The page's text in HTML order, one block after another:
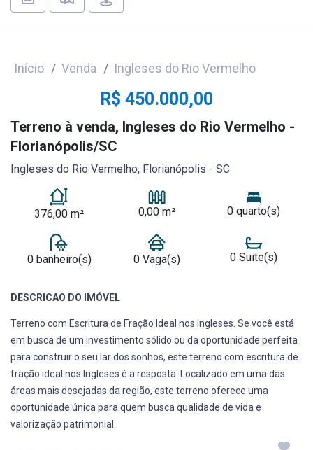
Início Venda Ingleses do Rio Vermelho
R$ 450.000,00
Terreno à venda, Ingleses do Rio Vermelho -
Florianópolis/SC
Ingleses do Rio Vermelho, Florianópolis - SC
376,00 m² 0,00 m² 0 quarto(s)
0 banheiro(s) 0 Vaga(s) 0 Suite(s)
DESCRICAO DO IMÓVEL
Terreno com Escritura de Fração Ideal nos Ingleses. Se você está
em busca de um investimento sólido ou da oportunidade perfeita
para construir o seu lar dos sonhos, este terreno com escritura de
fração ideal nos Ingleses é a resposta. Localizado em uma das
áreas mais desejadas da região, este terreno oferece uma
oportunidade única para quem busca qualidade de vida e
valorização patrimonial.